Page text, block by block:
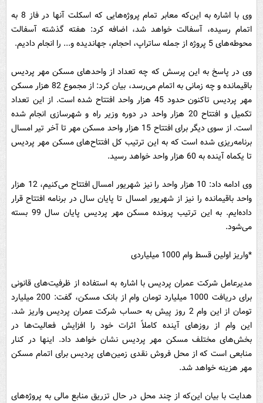
وی با اشاره به این‌که معابر تمام پروژه‌هایی که اسکلت آنها در فاز 8 به
اتمام رسیده، آسفالت خواهد شد، اضافه کرد: هفته گذشته آسفالت
محوطه‌های 5 پروژه از جمله ساتراپ، احجام، جهاندیده و... را انجام دادیم.
وی در پاسخ به این پرسش که چه تعداد از واحدهای مسکن مهر پردیس
باقیمانده و چه زمانی به اتمام می‌رسد، بیان کرد: از مجموع 82 هزار مسکن
مهر پردیس تاکنون حدود 45 هزار واحد افتتاح شده است. از این تعداد
تکمیل و افتتاح 20 هزار واحد در دوره وزیر راه و شهرسازی انجام شده
است. از سوی دیگر برای افتتاح 15 هزار واحد مسکن مهر تا آخر تیر امسال
برنامه‌ریزی شده است که به این ترتیب کل افتتاح‌های مسکن مهر پردیس
تا یکماه آینده به 60 هزار واحد خواهد رسید.
وی ادامه داد: 10 هزار واحد را نیز شهریور امسال افتتاح می‌کنیم، 12 هزار
واحد باقیمانده را نیز از شهریور امسال تا پایان سال در برنامه افتتاح قرار
داده‌ایم. به این ترتیب پرونده مسکن مهر پردیس پایان سال 99 بسته
می‌شود.
*واریز اولین قسط وام 1000 میلیاردی
مدیرعامل شرکت عمران پردیس با اشاره به استفاده از ظرفیت‌های قانونی
برای دریافت 1000 میلیارد تومان وام از بانک مسکن، گفت: 200 میلیارد
تومان از این وام 2 روز پیش به حساب شرکت عمران پردیس واریز شد.
این وام از روزهای آینده کاملاً اثرات خود را افزایش فعالیت‌ها در
بخش‌های مختلف مسکن مهر پردیس نشان خواهد داد. اینها در کنار
منابعی است که از محل فروش نقدی زمین‌های پردیس برای اتمام مسکن
مهر هزینه خواهد شد.
هدایت با بیان این‌که از چند محل در حال تزریق منابع مالی به پروژه‌های